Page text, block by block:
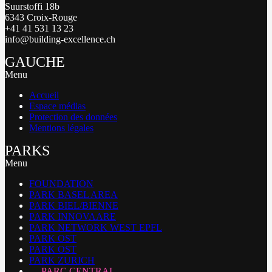
Suurstoffi 18b
6343 Croix-Rouge
+41 41 531 13 23
info@building-excellence.ch
GAUCHE
Menu
Accueil
Espace médias
Protection des données
Mentions légales
PARKS
Menu
FOUNDATION
PARK BASEL AREA
PARK BIEL/BIENNE
PARK INNOVAARE
PARK NETWORK WEST EPFL
PARK OST
PARK OST
PARK ZURICH